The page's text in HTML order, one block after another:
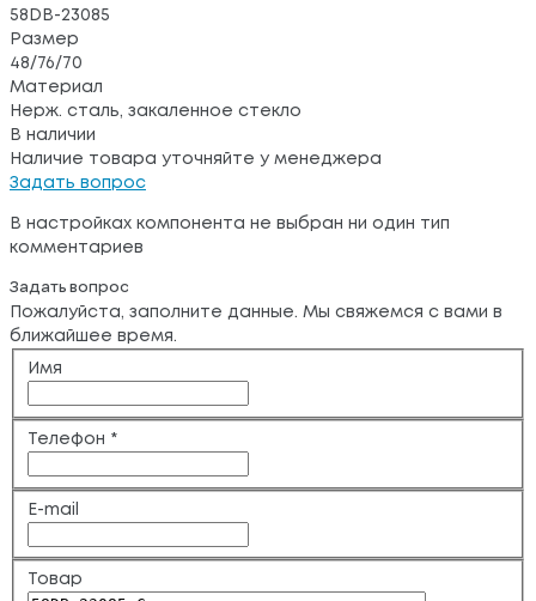
58DB-23085
Размер
48/76/70
Материал
Нерж. сталь, закаленное стекло
В наличии
Наличие товара уточняйте у менеджера
Задать вопрос
В настройках компонента не выбран ни один тип
комментариев
Задать вопрос
Пожалуйста, заполните данные. Мы свяжемся с вами в
ближайшее время.
Имя
Телефон *
E-mail
Товар